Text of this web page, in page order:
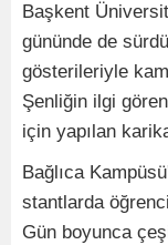
Başkent
gününde de
gösterileriyle
Şenliğin ilgi
için yapılan
Bağlıca
stantlarda öğrenci
Gün boyunca